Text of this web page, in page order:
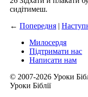
сидітимеш.
← Попередня |
Милосердя
Підтримати нас
Написати нам
© 2007-2026 Уроки
Уроки Біблії